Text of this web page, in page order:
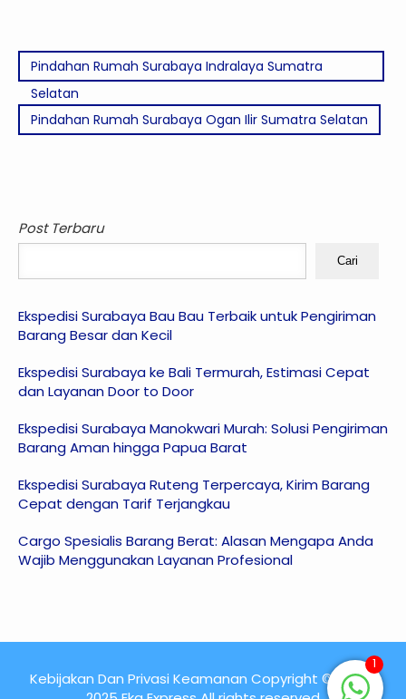
Pindahan Rumah Surabaya Indralaya Sumatra
Selatan
Pindahan Rumah Surabaya Ogan Ilir Sumatra Selatan
Post Terbaru
Cari
Ekspedisi Surabaya Bau Bau Terbaik untuk Pengiriman
Barang Besar dan Kecil
Ekspedisi Surabaya ke Bali Termurah, Estimasi Cepat
dan Layanan Door to Door
Ekspedisi Surabaya Manokwari Murah: Solusi Pengiriman
Barang Aman hingga Papua Barat
Ekspedisi Surabaya Ruteng Terpercaya, Kirim Barang
Cepat dengan Tarif Terjangkau
Cargo Spesialis Barang Berat: Alasan Mengapa Anda
Wajib Menggunakan Layanan Profesional
Kebijakan Dan Privasi Keamanan Copyright © 2015 -
1